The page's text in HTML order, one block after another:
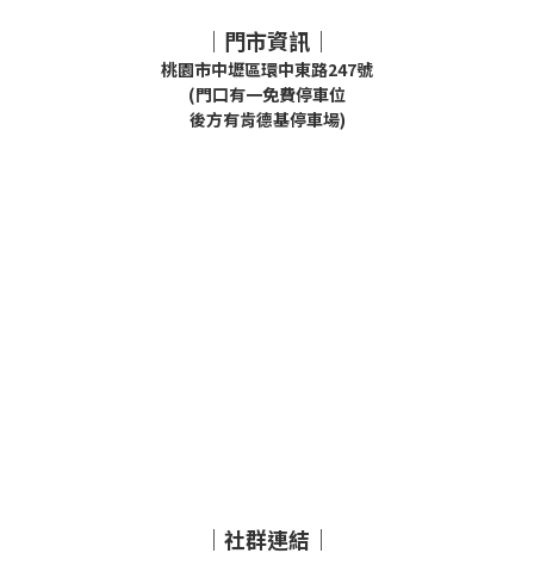
｜門市資訊｜
桃園市中壢區環中東路247號
(門口有一免費停車位
後方有肯德基停車場)
｜社群連結｜